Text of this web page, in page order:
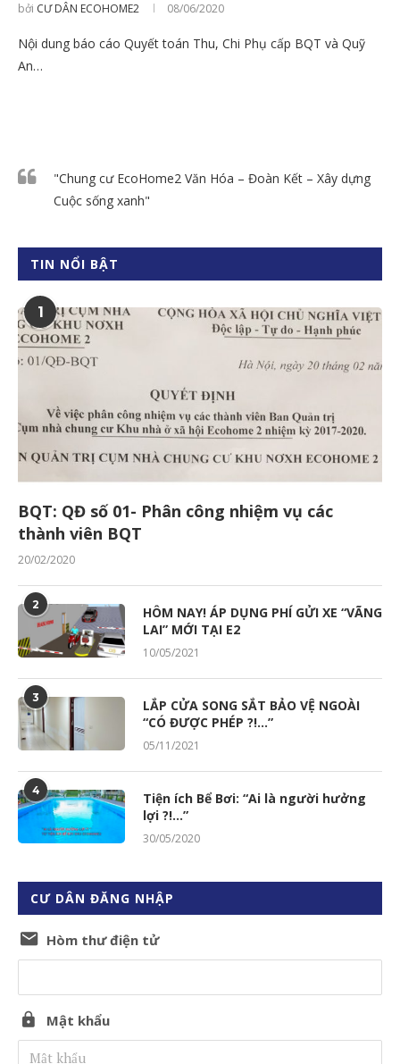
bởi CƯ DÂN ECOHOME2 08/06/2020
Nội dung báo cáo Quyết toán Thu, Chi Phụ cấp BQT và Quỹ
An…
"Chung cư EcoHome2 Văn Hóa – Đoàn Kết – Xây dựng
Cuộc sống xanh"
TIN NỔI BẬT
1
BQT: QĐ số 01- Phân công nhiệm vụ các
thành viên BQT
20/02/2020
2
HÔM NAY! ÁP DỤNG PHÍ GỬI XE “VÃNG
LAI” MỚI TẠI E2
10/05/2021
3
LẮP CỬA SONG SẮT BẢO VỆ NGOÀI
“CÓ ĐƯỢC PHÉP ?!…”
05/11/2021
4
Tiện ích Bể Bơi: “Ai là người hưởng
lợi ?!…”
30/05/2020
CƯ DÂN ĐĂNG NHẬP
Hòm thư điện tử
Mật khẩu